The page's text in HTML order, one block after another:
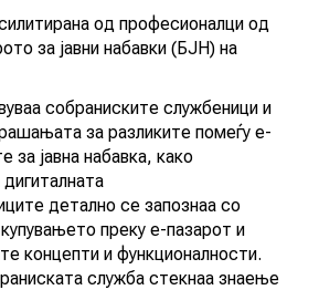
од професионалци од
за јавни набавки (БЈН) на
собраниските службеници и
за разликите помеѓу е-
за јавна набавка, како
детално се запознаа со
преку е-пазарот и
концепти и функционалности.
служба стекнаа знаење